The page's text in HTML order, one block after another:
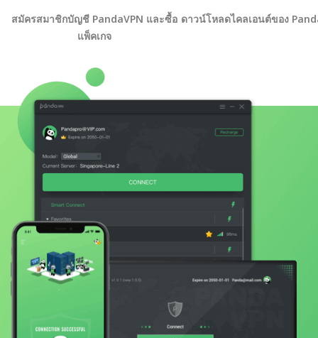
สมัครสมาชิกบัญชี PandaVPN และซื้อ
แพ็คเกจ
ดาวน์โหลดไคลเอนต์ของ